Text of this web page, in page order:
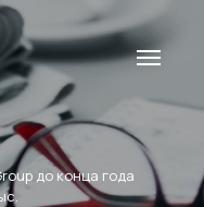
до конца года